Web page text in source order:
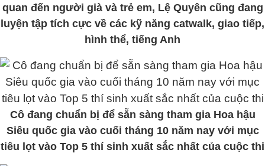
quan đến người già và trẻ em, Lệ Quyên cũng đang
luyện tập tích cực về các kỹ năng catwalk, giao tiếp,
hình thể, tiếng Anh
Cô đang chuẩn bị để sẵn sàng tham gia Hoa hậu
Siêu quốc gia vào cuối tháng 10 năm nay với mục
tiêu lọt vào Top 5 thí sinh xuất sắc nhất của cuộc thi